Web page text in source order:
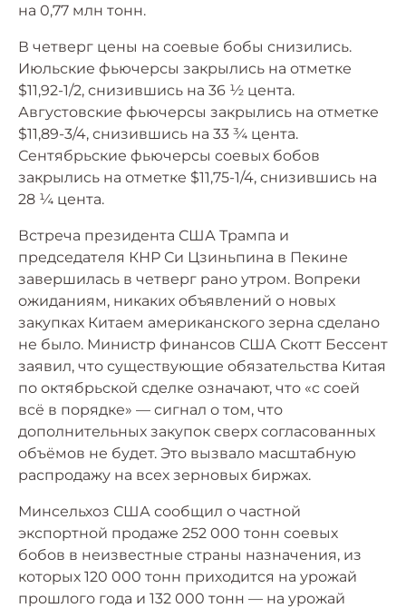
на 0,77 млн ​​тонн.
В четверг цены на соевые бобы снизились.
Июльские фьючерсы закрылись на отметке
$11,92-1/2, снизившись на 36 ½ цента.
Августовские фьючерсы закрылись на отметке
$11,89-3/4, снизившись на 33 ¾ цента.
Сентябрьские фьючерсы соевых бобов
закрылись на отметке $11,75-1/4, снизившись на
28 ¼ цента.
Встреча президента США Трампа и
председателя КНР Си Цзиньпина в Пекине
завершилась в четверг рано утром. Вопреки
ожиданиям, никаких объявлений о новых
закупках Китаем американского зерна сделано
не было. Министр финансов США Скотт Бессент
заявил, что существующие обязательства Китая
по октябрьской сделке означают, что «с соей
всё в порядке» — сигнал о том, что
дополнительных закупок сверх согласованных
объёмов не будет. Это вызвало масштабную
распродажу на всех зерновых биржах.
Минсельхоз США сообщил о частной
экспортной продаже 252 000 тонн соевых
бобов в неизвестные страны назначения, из
которых 120 000 тонн приходится на урожай
прошлого года и 132 000 тонн — на урожай